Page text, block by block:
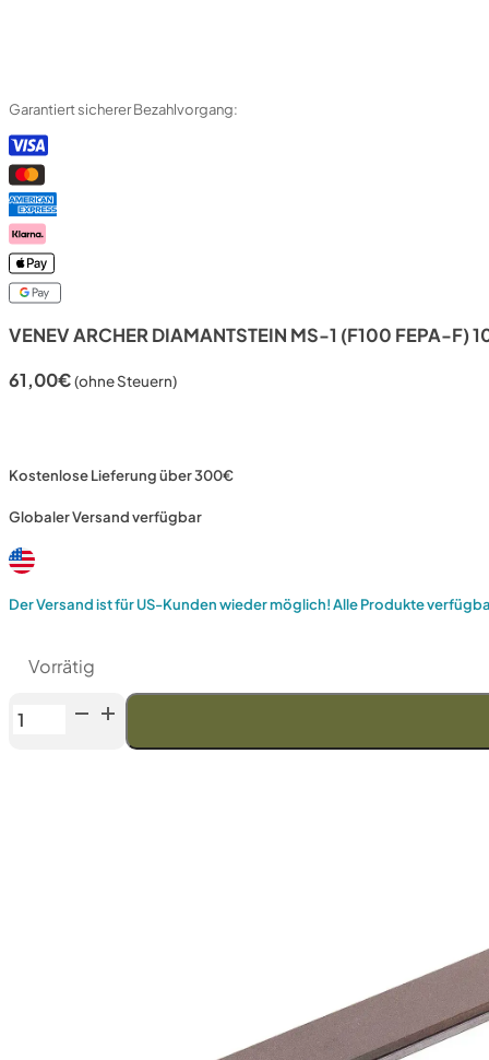
VENEV ARCHER DIAMANTSTEIN MS-1 (F100 FEPA-F)
61,00€(ohne Steuern)
Kostenlose Lieferung über 300€
Globaler Versand verfügbar
Der Versand ist für US-Kunden wieder möglich! Alle Produkte
Vorrätig
Venev
Garantiert sicherer Bezahlvorgang: